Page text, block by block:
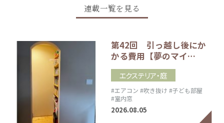
連載一覧を見る
第42回 引っ越し後にか
かる費用【夢のマイ…
エクステリア・庭
#エアコン #吹き抜け #子ども部屋
#室内窓
2026.08.05